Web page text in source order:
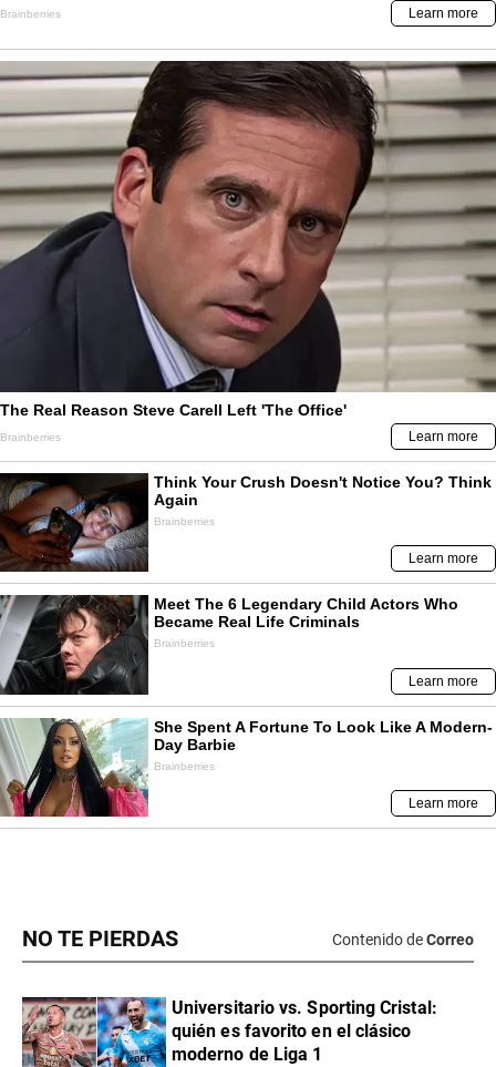
NO TE PIERDAS Contenido deCorreo
Universitario vs. Sporting Cristal:
quién es favorito en el clásico
moderno de Liga 1